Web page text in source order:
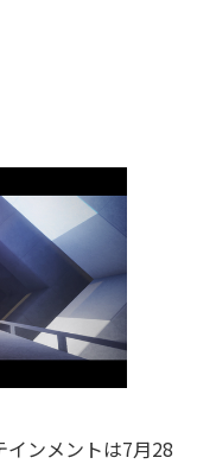
ンメントは7月28